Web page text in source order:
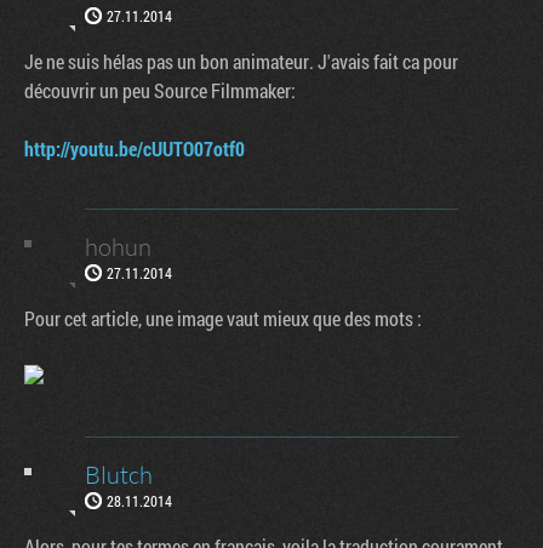
27.11.2014
Je ne suis hélas pas un bon animateur. J'avais fait ca pour
découvrir un peu Source Filmmaker:
http://youtu.be/cUUTO07otf0
hohun
27.11.2014
Pour cet article, une image vaut mieux que des mots :
Blutch
28.11.2014
Factornews